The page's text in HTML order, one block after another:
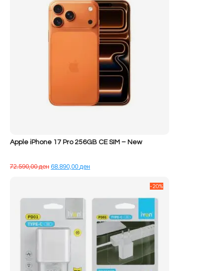
Apple iPhone 17 Pro 256GB CE SIM – New
72.590,00денÇmimi
68.890,00ден
68.890,00 ден.
-20%